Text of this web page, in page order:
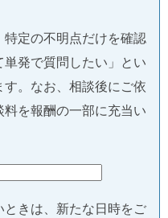
特定の不明点だけを確認
単発で質問したい」とい
す。なお、相談後にご依
を報酬の一部に充当い
きは、新たな日時をご